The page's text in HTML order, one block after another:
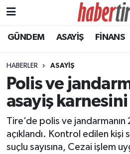
GÜNDEM ASAYİŞ FİNANS
HABERLER ASAYİŞ
Polis ve
asayiş karnesini
Tire’de polis ve jandarmanın
açıklandı. Kontrol edilen kişi
suçlu sayısına, Cezai işlem
Tire Nöbetçi Eczaneler
Tire Hava Durumu
Tire Trafik Yoğunluk
Tüm Manşetler